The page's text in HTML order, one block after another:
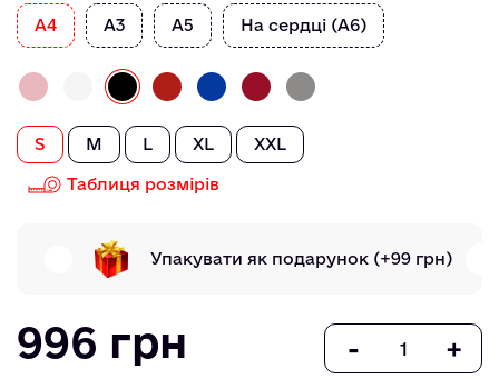
А4 А3 А5 На сердці (А6)
S M L XL XXL
Таблиця розмірів
Упакувати як подарунок (+99 грн)
996 грн - +